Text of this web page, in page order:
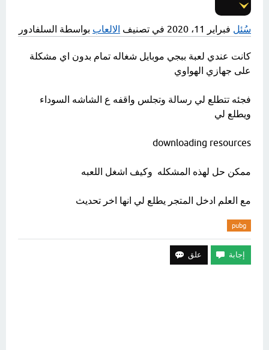
سُئل فبراير 11، 2020 في تصنيف الالعاب بواسطة السلفادور
كانت عندي لعبة ببجي موبايل شغاله تمام بدون اي مشكلة
على جهازي الهواوي
فجئه تتطلع لي رسالة وتجلس واقفه ع الشاشه السوداء
ويطلع لي
downloading resources
ممكن حل لهذه المشكله وكيف اشغل اللعبه
مع العلم ادخل المتجر يطلع لي انها اخر تحديث
pubg